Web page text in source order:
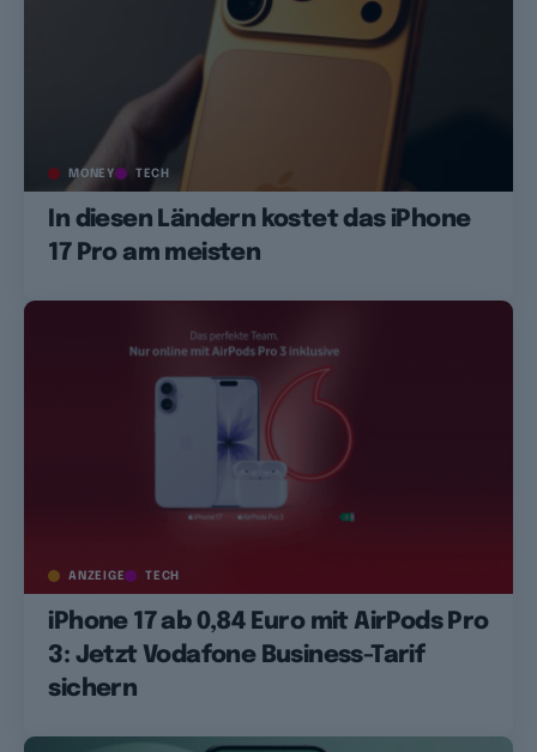
MONEY TECH
In diesen Ländern kostet das iPhone
17 Pro am meisten
ANZEIGE TECH
iPhone 17 ab 0,84 Euro mit AirPods Pro
3: Jetzt Vodafone Business-Tarif
sichern